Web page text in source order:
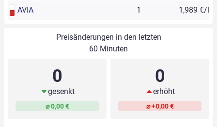
AVIA 1 1,989 €/l
Preisänderungen in den letzten
60 Minuten
0
gesenkt
⌀ 0,00 €
0
erhöht
⌀ +0,00 €